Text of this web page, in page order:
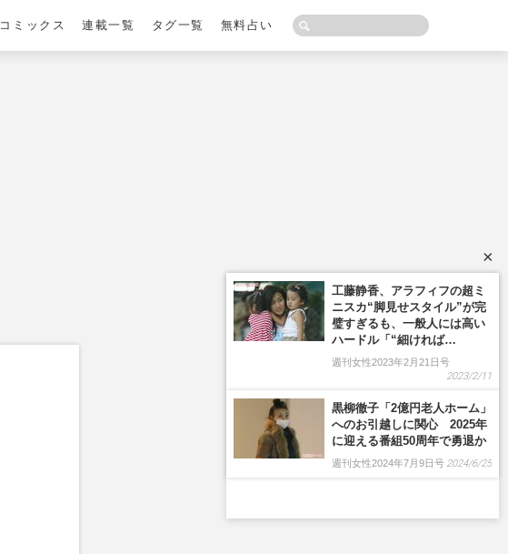
コミックス 連載一覧 タグ一覧 無料占い
×
工藤静香、アラフィフの超ミ
ニスカ“脚見せスタイル”が完
璧すぎるも、一般人には高い
ハードル「“細ければ…
週刊女性2023年2月21日号
2023/2/11
黒柳徹子「2億円老人ホーム」
へのお引越しに関心 2025年
に迎える番組50周年で勇退か
週刊女性2024年7月9日号 2024/6/25